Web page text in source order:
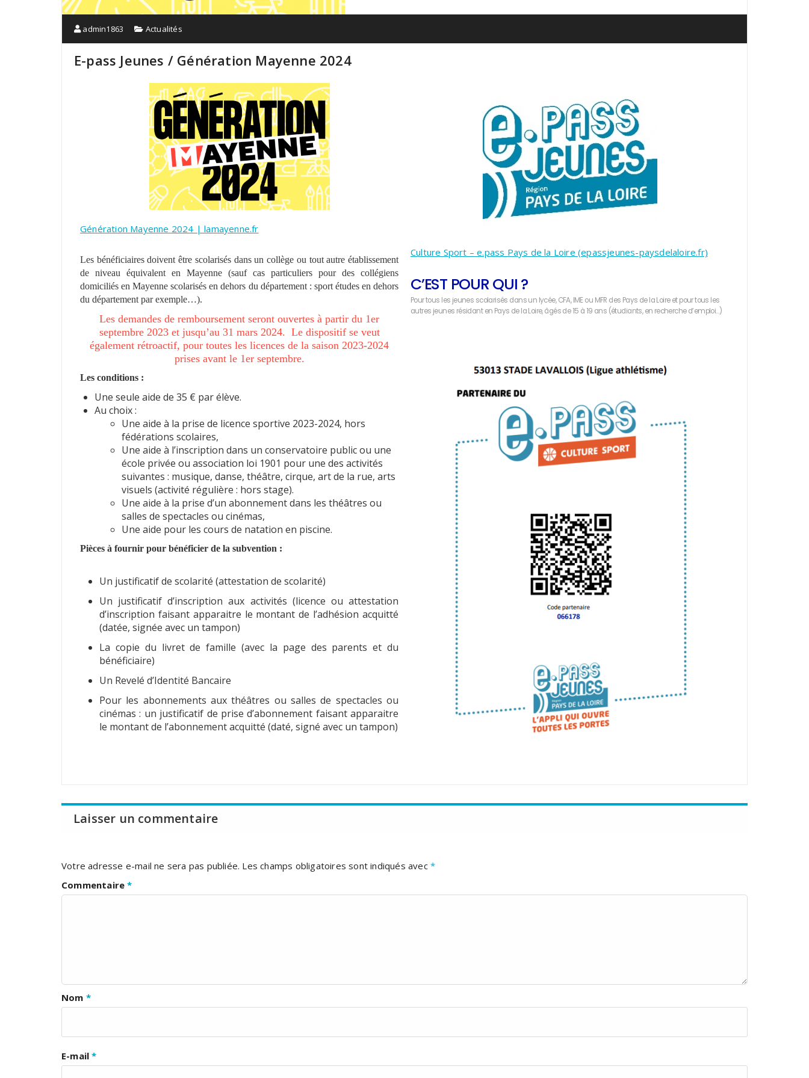
admin1863 Actualités
E-pass Jeunes / Génération Mayenne 2024
Génération Mayenne 2024 | lamayenne.fr
Les bénéficiaires doivent être scolarisés dans un collège ou tout autre établissement
de niveau équivalent en Mayenne (sauf cas particuliers pour des collégiens
domiciliés en Mayenne scolarisés en dehors du département : sport études en dehors
du département par exemple…).
Les demandes de remboursement seront ouvertes à partir du 1er
septembre 2023 et jusqu’au 31 mars 2024. Le dispositif se veut
également rétroactif, pour toutes les licences de la saison 2023-2024
prises avant le 1er septembre.
Les conditions :
Une seule aide de 35 € par élève.
Au choix :
Une aide à la prise de licence sportive 2023-2024, hors
fédérations scolaires,
Une aide à l’inscription dans un conservatoire public ou une
école privée ou association loi 1901 pour une des activités
suivantes : musique, danse, théâtre, cirque, art de la rue, arts
visuels (activité régulière : hors stage).
Une aide à la prise d’un abonnement dans les théâtres ou
salles de spectacles ou cinémas,
Une aide pour les cours de natation en piscine.
Pièces à fournir pour bénéficier de la subvention :
Un justificatif de scolarité (attestation de scolarité)
Un justificatif d’inscription aux activités (licence ou attestation
d’inscription faisant apparaitre le montant de l’adhésion acquitté
(datée, signée avec un tampon)
La copie du livret de famille (avec la page des parents et du
bénéficiaire)
Un Revelé d’Identité Bancaire
Pour les abonnements aux théâtres ou salles de spectacles ou
cinémas : un justificatif de prise d’abonnement faisant apparaitre
le montant de l’abonnement acquitté (daté, signé avec un tampon)
Culture Sport – e.pass Pays de la Loire (epassjeunes-paysdelaloire.fr)
C’EST POUR QUI ?
Pour tous les jeunes scolarisés dans un lycée, CFA, IME ou MFR des Pays de la Loire et pour tous les
autres jeunes résidant en Pays de la Loire, âgés de 15 à 19 ans (étudiants, en recherche d’emploi…)
Laisser un commentaire
Votre adresse e-mail ne sera pas publiée. Les champs obligatoires sont indiqués avec*
Commentaire*
Nom *
E-mail*